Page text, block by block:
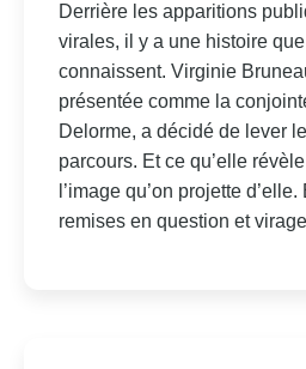
Derrière les apparitions
virales, il y a une histoire
connaissent. Virginie
présentée comme la
Delorme, a décidé de lever
parcours. Et ce qu’elle
l’image qu’on projette
remises en question et